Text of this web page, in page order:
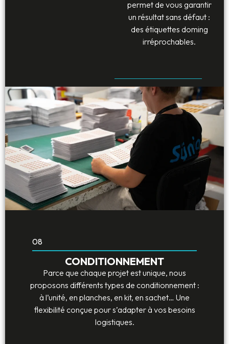
permet de vous garantir
un résultat sans défaut :
des étiquettes doming
irréprochables.
08
CONDITIONNEMENT
Parce que chaque projet est unique, nous
proposons différents types de conditionnement :
à l’unité, en planches, en kit, en sachet… Une
flexibilité conçue pour s’adapter à vos besoins
logistiques.